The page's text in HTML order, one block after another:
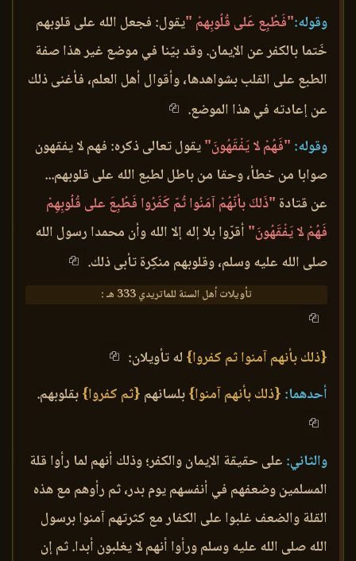
وقوله:"فَطُبِع عَلى قُلُوبِهمْ "يقول: فجعل الله على قلوبهم
خَتما بالكفر عن الإيمان. وقد بيّنا في موضع غير هذا صفة
الطبع على القلب بشواهدها، وأقوال أهل العلم، فأغنى ذلك
عن إعادته في هذا الموضع.
وقوله: "فَهُمْ لا يَفْقَهُونَ"يقول تعالى ذكره: فهم لا يفقهون
صوابا من خطأ، وحقا من باطل لطبع الله على قلوبهم...
عن قتادة "ذَلكَ بأنّهُمْ آمَنُوا ثُمّ كَفَرُوا فَطُبِعَ على قُلُوبِهِمْ
فَهُمْ لا يَفْقَهُونَ" أقرّوا بلا إله إلا الله وأن محمدا رسول الله
صلى الله عليه وسلم، وقلوبهم منكِرة تأبى ذلك.
تأويلات أهل السنة للماتريدي 333 هـ :
{ذلك بأنهم آمنوا ثم كفروا} له تأويلان:
أحدهما: {ذلك بأنهم آمنوا}بلسانهم {ثم كفروا}بقلوبهم.
والثاني: على حقيقة الإيمان والكفر؛ وذلك أنهم لما رأوا قلة
المسلمين وضعفهم في أنفسهم يوم بدر، ثم رأوهم مع هذه
القلة والضعف غلبوا على الكفار مع كثرتهم آمنوا برسول
الله صلى الله عليه وسلم ورأوا أنهم لا يغلبون أبدا. ثم إن